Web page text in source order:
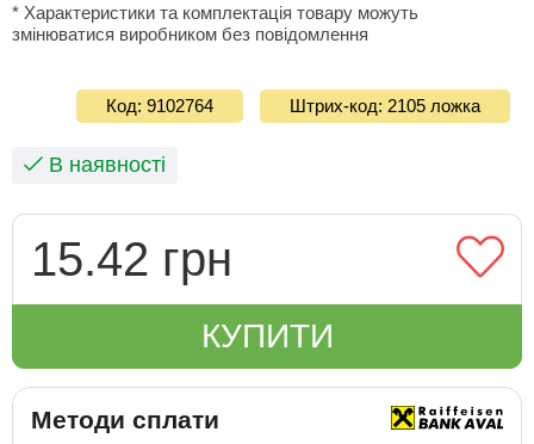
* Характеристики та комплектація товару можуть
змінюватися виробником без повідомлення
Код: 9102764 Штрих-код: 2105 ложка
В наявності
15.42 грн
КУПИТИ
Методи сплати